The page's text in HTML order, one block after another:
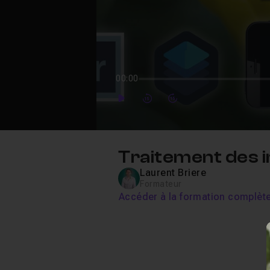
00:00
PlayForwardForward
Traitement des
Laurent Briere
Accéder à la formation